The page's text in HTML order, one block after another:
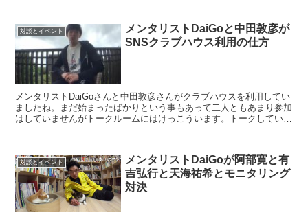
対談とイベント
メンタリストDaiGoと中田敦彦が
SNSクラブハウス利用の仕方
メンタリストDaiGoさんと中田敦彦さんがクラブハウスを利用してい
ましたね。まだ始まったばかりという事もあって二人ともあまり参加
はしていませんがトークルームにはけっこういます。トークしている
対談とイベント
メンタリストDaiGoが阿部寛と有
吉弘行と天海祐希とモニタリング
対決